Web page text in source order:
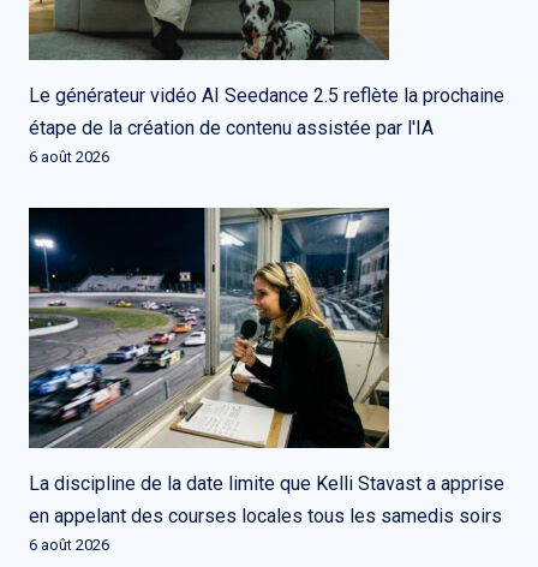
Le générateur vidéo AI Seedance 2.5 reflète la prochaine
étape de la création de contenu assistée par l'IA
6 août 2026
La discipline de la date limite que Kelli Stavast a apprise
en appelant des courses locales tous les samedis soirs
6 août 2026